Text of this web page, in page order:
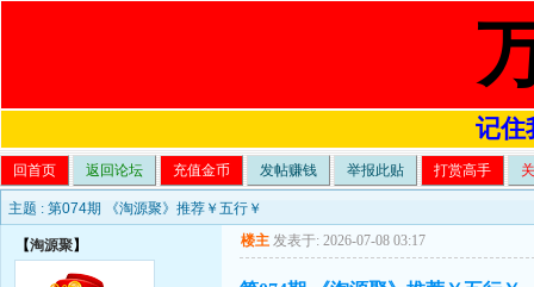
记住
回首页 返回论坛 充值金币 发帖赚钱 举报此贴 打赏高手
主题 : 第074期 《淘源聚》推荐￥五行￥
【淘源聚】 楼主 发表于: 2026-07-08 03:17